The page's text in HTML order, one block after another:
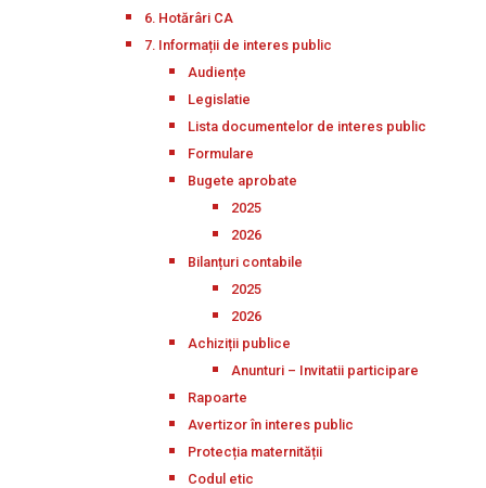
6. Hotărâri CA
7. Informații de interes public
Audiențe
Legislatie
Lista documentelor de interes public
Formulare
Bugete aprobate
2025
2026
Bilanțuri contabile
2025
2026
Achiziții publice
Anunturi – Invitatii participare
Rapoarte
Avertizor în interes public
Protecția maternității
Codul etic